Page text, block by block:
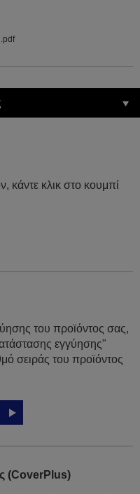
.pdf
κάντε κλικ στο κουμπί
του προϊόντος σας,
εγγύησης"
σειράς του προϊόντος
(CoverPlus)